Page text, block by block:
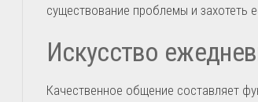
существование проблемы и захотеть
Искусство
Качественное общение составляет